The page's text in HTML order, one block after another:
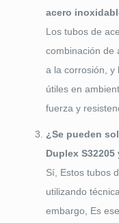
acero
Los tubos de
combinación de
a la corrosión, y
útiles en
fuerza y
¿Se pueden
Duplex S32205
Sí, Estos tubos
utilizando
embargo, Es